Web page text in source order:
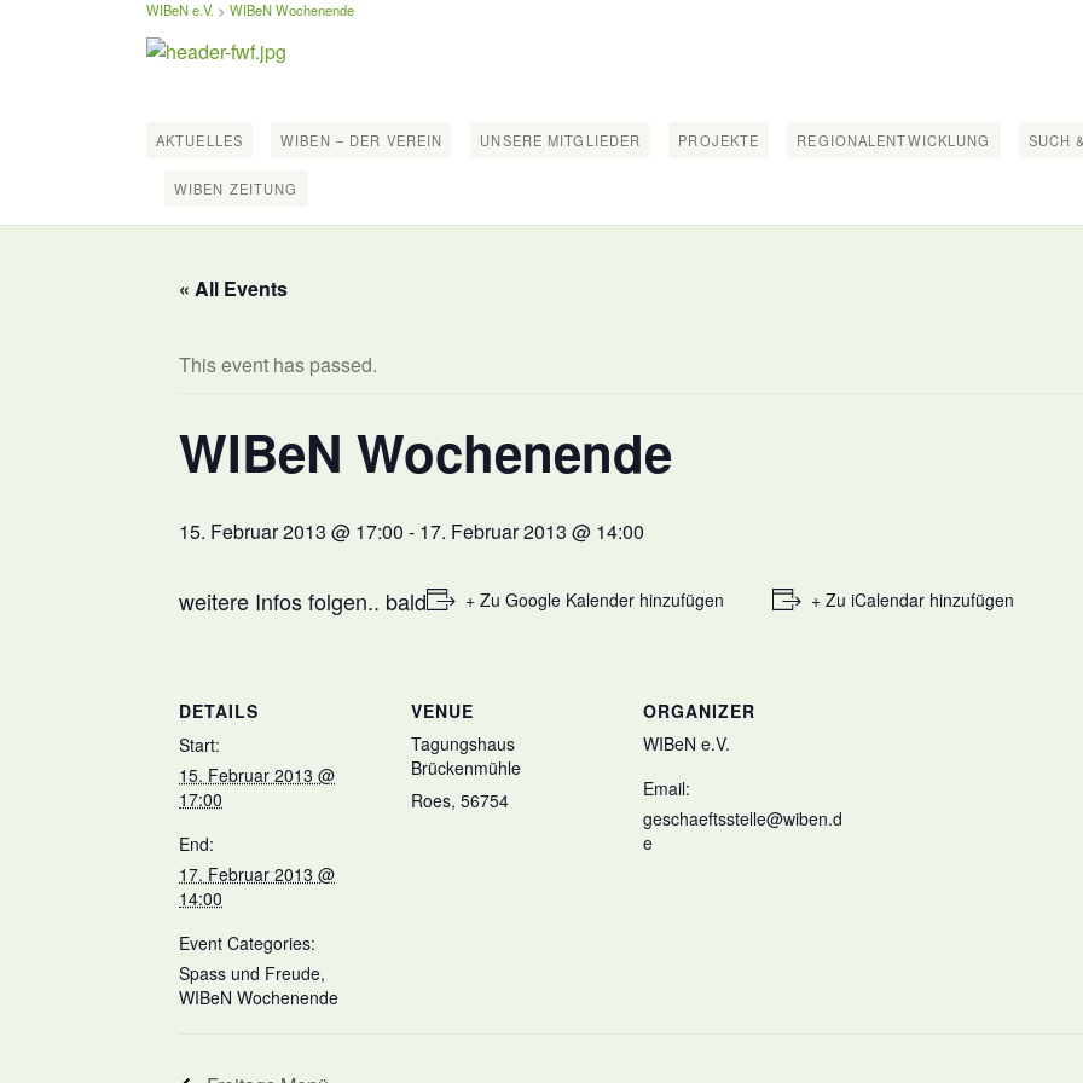
WIBeN e.V. > WIBeN Wochenende
AKTUELLES WIBEN – DER VEREIN UNSERE MITGLIEDER PROJEKTE REGIONALENTWICKLUNG SUCH
WIBEN ZEITUNG
« All Events
This event has passed.
WIBeN Wochenende
15. Februar 2013 @ 17:00 - 17. Februar 2013 @ 14:00
weitere Infos folgen.. bald + Zu Google Kalender hinzufügen + Zu iCalendar hinzufügen
DETAILS
Start:
15. Februar 2013 @
17:00
End:
17. Februar 2013 @
14:00
Event Categories:
Spass und Freude,
WIBeN Wochenende
VENUE
Tagungshaus
Brückenmühle
Roes, 56754
ORGANIZER
WIBeN e.V.
Email:
geschaeftsstelle@wiben.d
e